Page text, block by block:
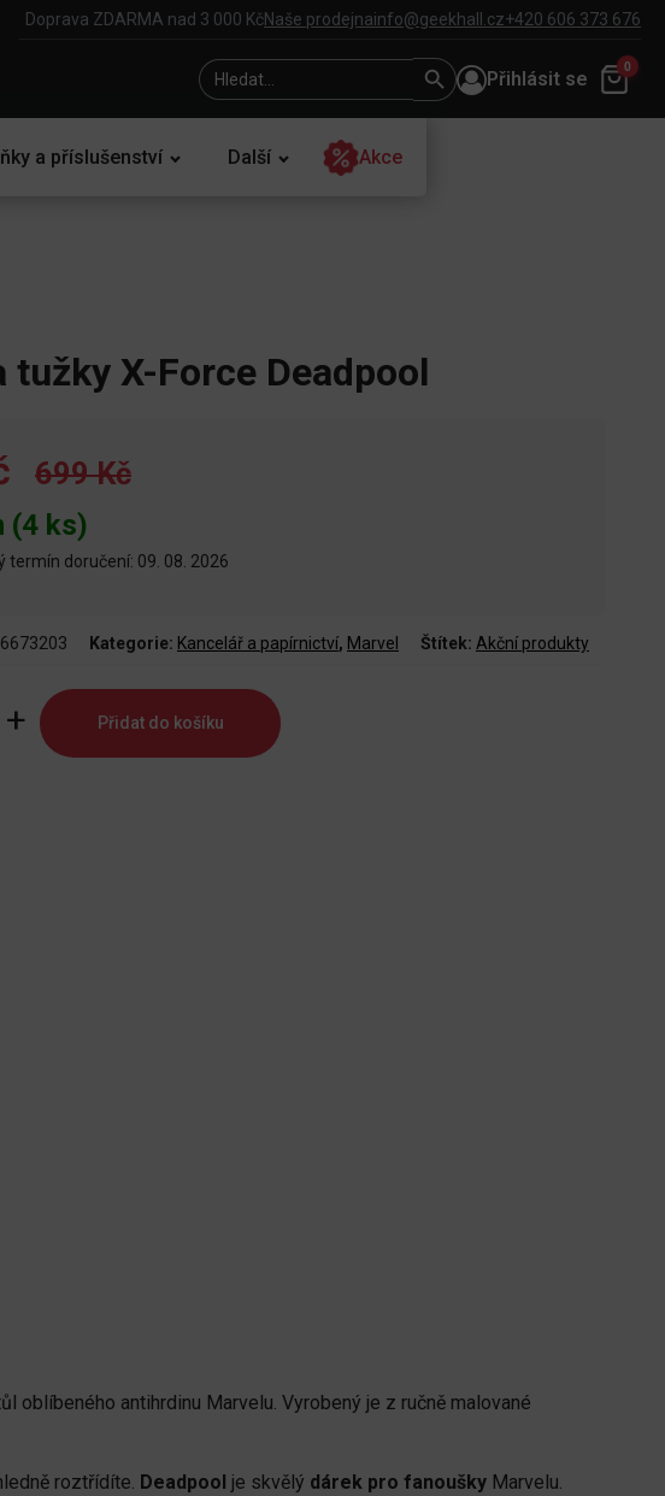
Doprava ZDARMA nad 3 000 KčNaše prodejnainfo@geekhall.cz+420 606 373 676
Search
for:
Search
Button
Přihlásit se
0
a příslušenství Další Akce
tužky X-Force Deadpool
699 Kč
(4 ks)
termín doručení: 09. 08. 2026
Kategorie: Kancelář a papírnictví, Marvel Štítek: Akční produkty
Přidat do košíku
oblíbeného antihrdinu Marvelu. Vyrobený je z ručně malované
roztřídíte. Deadpool je skvělý dárek pro fanoušky Marvelu.